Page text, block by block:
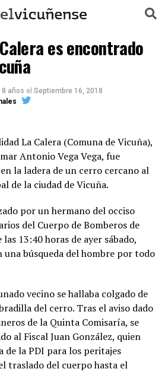
es encontrado
8 años el Septiembre 16, 2018
La Calera (Comuna de Vicuña),
Antonio Vega Vega, fue
la ladera de un cerro cercano al
de la ciudad de Vicuña.
por un hermano del occiso
del Cuerpo de Bomberos de
13:40 horas de ayer sábado,
búsqueda del hombre por todo
vecino se hallaba colgado de
del cerro. Tras el aviso dado
de la Quinta Comisaría, se
al Fiscal Juan González, quien
de la PDI para los peritajes
traslado del cuerpo hasta el